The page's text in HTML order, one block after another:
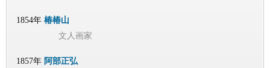
1854年 椿椿山
文人画家
1857年 阿部正弘